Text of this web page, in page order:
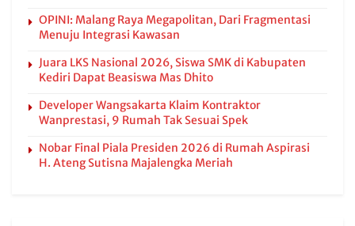
OPINI: Malang Raya Megapolitan, Dari Fragmentasi
Menuju Integrasi Kawasan
Juara LKS Nasional 2026, Siswa SMK di Kabupaten
Kediri Dapat Beasiswa Mas Dhito
Developer Wangsakarta Klaim Kontraktor
Wanprestasi, 9 Rumah Tak Sesuai Spek
Nobar Final Piala Presiden 2026 di Rumah Aspirasi
H. Ateng Sutisna Majalengka Meriah